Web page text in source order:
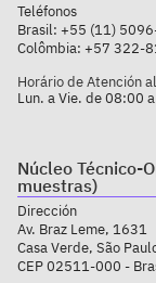
Horário de Atención
Lun. a Vie. de 08:00
Teléfonos
Brasil: +55 (11)
Colômbia: +57 322-
Núcleo Técnico-
muestras)
Dirección
Av. Braz Leme, 1631
Casa Verde, São
CEP 02511-000 -